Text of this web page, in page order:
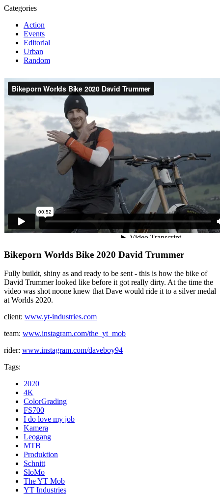
Categories
Action
Events
Editorial
Urban
Random
Bikeporn Worlds Bike 2020 David Trummer
Fully buildt, shiny as and ready to be sent - this is how the bike of
David Trummer looked like before it got really dirty. At the time the
video was shot noone knew that Dave would ride it to a silver medal
at Worlds 2020.
client: www.yt-industries.com
team: www.instagram.com/the_yt_mob
rider: www.instagram.com/daveboy94
Tags:
2020
4K
ColorGrading
FS700
I do love my job
Kamera
Leogang
MTB
Produktion
Schnitt
SloMo
The YT Mob
YT Industries